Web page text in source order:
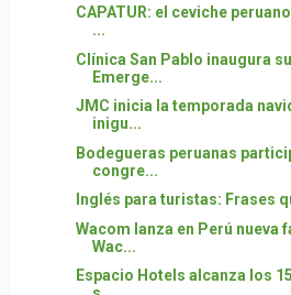
CAPATUR: el ceviche
...
Clínica San Pablo inaugura
Emerge...
JMC inicia la temporada
inigu...
Bodegueras peruanas
congre...
Inglés para turistas: Frases
Wacom lanza en Perú nueva
Wac...
Espacio Hotels alcanza los